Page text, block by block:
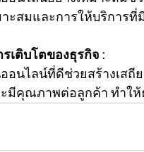
ะสมและการให้บริการ
เติบโตของธุรกิจ :
อนไลน์ที่ดีช่วยสร้างเสถี
คุณภาพต่อลูกค้า ทำให้